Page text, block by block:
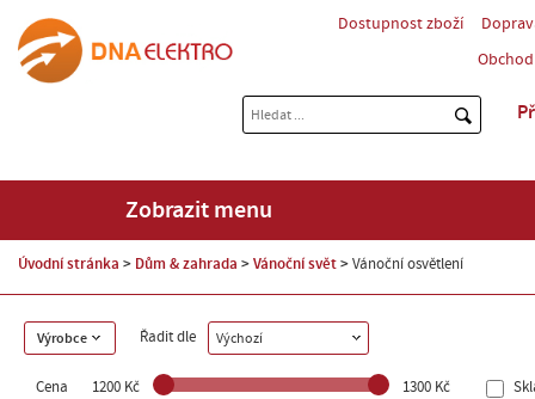
Dostupnost zboží
Zobrazit menu
Úvodní stránka Dům & zahrada Vánoční svět Vánoční osvětlení
Výrobce Řadit dle Výchozí
Cena 1200 Kč 1300 Kč